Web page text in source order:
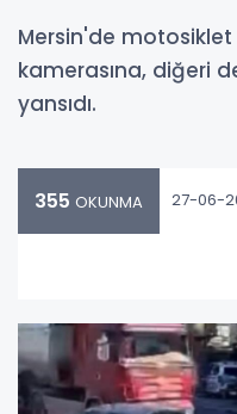
Mersin'de
kamerasına, diğeri
yansıdı.
355 OKUNMA 27-06-